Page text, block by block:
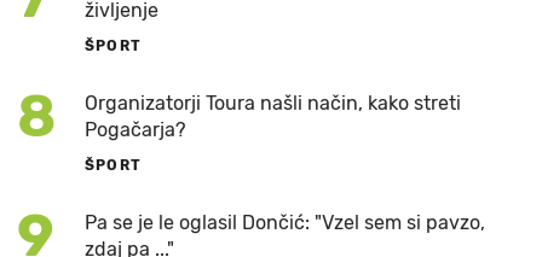
življenje
ŠPORT
8
Organizatorji Toura našli način, kako streti
Pogačarja?
ŠPORT
9
Pa se je le oglasil Dončić: "Vzel sem si pavzo,
zdaj pa ..."